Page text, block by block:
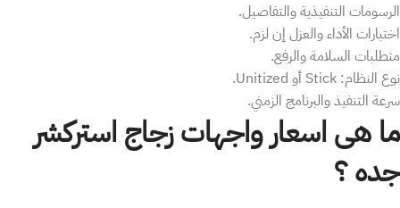
الرسومات التنفيذية والتفاصيل.
اختبارات الأداء والعزل إن لزم.
متطلبات السلامة والرفع.
نوع النظام: Stick أو Unitized.
سرعة التنفيذ والبرنامج الزمني.
ما هى اسعار واجهات زجاج استركشر
جده ؟